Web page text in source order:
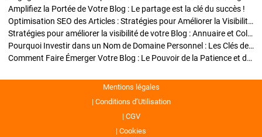
Amplifiez la Portée de Votre Blog : Le partage est la clé du succès !
Optimisation SEO des Articles : Stratégies pour Améliorer la Visibilité de Votre Blog
Stratégies pour améliorer la visibilité de votre Blog : Annuaire et Collaborations
Pourquoi Investir dans un Nom de Domaine Personnel : Les Clés de la Réussite de Votre Blog
Comment Faire Émerger Votre Blog : Le Pouvoir de la Patience et de la Persévérance
Mentions légales
Conditions d’Utilisation
CGV
Cookies